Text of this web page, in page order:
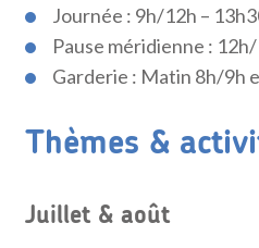
Journée : 9h/12h –
Pause méridienne :
Garderie : Matin 8h/9h
Thèmes &
Juillet & août